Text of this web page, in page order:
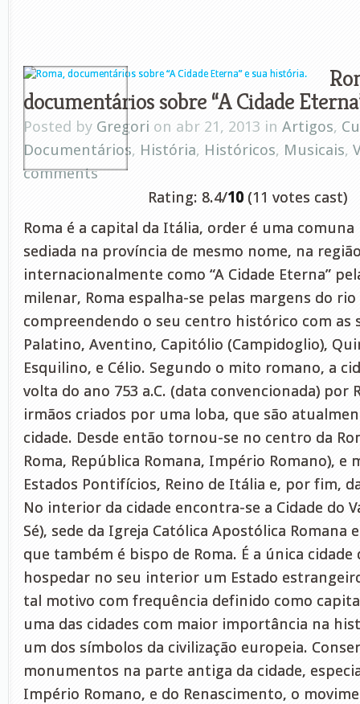
documentários sobre “A Cidade
Posted by Gregori on abr 21, 2013 in Artigos,
Documentários, História, Históricos, Musicais,
comments
Rating: 8.4/10 (11 votes cast)
Roma é a capital da Itália, order é uma
sediada na província de mesmo nome, na
internacionalmente como “A Cidade Eterna”
milenar, Roma espalha-se pelas margens do
compreendendo o seu centro histórico com as
Palatino, Aventino, Capitólio (Campidoglio),
Esquilino, e Célio. Segundo o mito romano, a
volta do ano 753 a.C. (data convencionada) por
irmãos criados por uma loba, que são
cidade. Desde então tornou-se no centro da
Roma, República Romana, Império Romano), e
Estados Pontifícios, Reino de Itália e, por fim,
No interior da cidade encontra-se a Cidade do
Sé), sede da Igreja Católica Apostólica Romana
que também é bispo de Roma. É a única
hospedar no seu interior um Estado
tal motivo com frequência definido como
uma das cidades com maior importância na
um dos símbolos da civilização europeia.
monumentos na parte antiga da cidade,
Império Romano, e do Renascimento, o